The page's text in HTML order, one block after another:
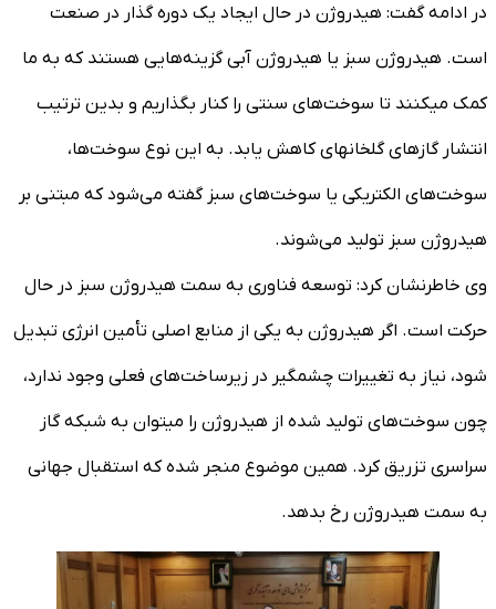
در ادامه گفت: هیدروژن در حال ایجاد یک دوره گذار در صنعت
است. هیدروژن سبز یا هیدروژن آبی گزینه‌هایی هستند که به ما
کمک می­کنند تا سوخت‌های سنتی را کنار بگذاریم و بدین ترتیب
انتشار گازهای گلخانه­ای کاهش یابد. به این نوع سوخت‌ها،
سوخت‌های الکتریکی یا سوخت‌های سبز گفته می‌شود که مبتنی بر
هیدروژن سبز تولید می‌شوند.
وی خاطرنشان کرد: توسعه فناوری به سمت هیدروژن سبز در حال
حرکت است. اگر هیدروژن به یکی از منابع اصلی تأمین انرژی تبدیل
شود، نیاز به تغییرات چشمگیر در زیرساخت‌های فعلی وجود ندارد،
چون سوخت‌های تولید شده از هیدروژن را می­توان به شبکه گاز
سراسری تزریق کرد. همین موضوع منجر شده که استقبال جهانی
به سمت هیدروژن رخ بدهد.